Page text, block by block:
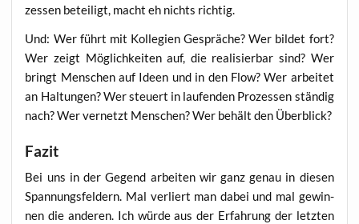
zes­sen betei­ligt, macht eh nichts richtig.
Und: Wer führt mit Kol­le­gi­en Gesprä­che? Wer bil­det fort?
Wer zeigt Mög­lich­kei­ten auf, die rea­li­sier­bar sind? Wer
bringt Men­schen auf Ideen und in den Flow? Wer arbei­tet
an Hal­tun­gen? Wer steu­ert in lau­fen­den Pro­zes­sen stän­dig
nach? Wer ver­netzt Men­schen? Wer behält den Überblick?
Fazit
Bei uns in der Gegend arbei­ten wir ganz genau in die­sen
Span­nungs­fel­dern. Mal ver­liert man dabei und mal gewin­
nen die ande­ren. Ich wür­de aus der Erfah­rung der letz­ten